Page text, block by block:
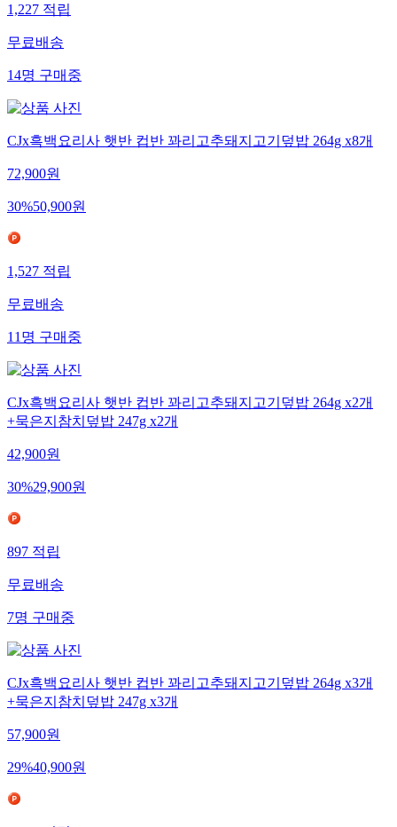
1,227적립
무료배송
14명구매중
CJx흑백요리사 햇반 컵반 꽈리고추돼지고기덮밥 264g x8개
72,900원
30%50,900원
1,527적립
무료배송
11명구매중
CJx흑백요리사 햇반 컵반 꽈리고추돼지고기덮밥 264g x2개
+묵은지참치덮밥 247g x2개
42,900원
30%29,900원
897적립
무료배송
7명구매중
CJx흑백요리사 햇반 컵반 꽈리고추돼지고기덮밥 264g x3개
+묵은지참치덮밥 247g x3개
57,900원
29%40,900원